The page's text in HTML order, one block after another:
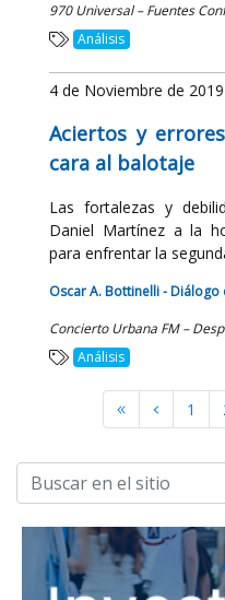
970 Universal – Fuentes
Análisis
4 de Noviembre de 2019
Aciertos y
cara al balotaje
Las fortalezas y
Daniel Martínez a la
para enfrentar la
Oscar A. Bottinelli - Diálogo
Concierto Urbana FM –
Análisis
1